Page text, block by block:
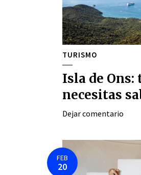
TURISMO
Isla de Ons:
necesitas
Dejar comentario
FEB
20